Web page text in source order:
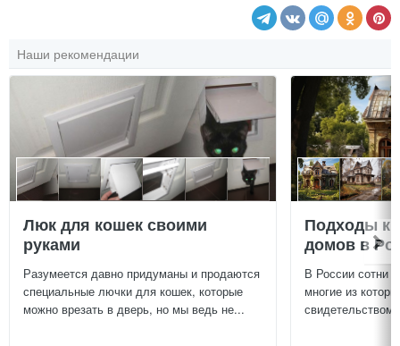
Наши рекомендации
Люк для кошек своими
руками
Разумеется давно придуманы и продаются
специальные лючки для кошек, которые
можно врезать в дверь, но мы ведь не...
Подходы к
домов в
В России сотни
многие из
свидетельством